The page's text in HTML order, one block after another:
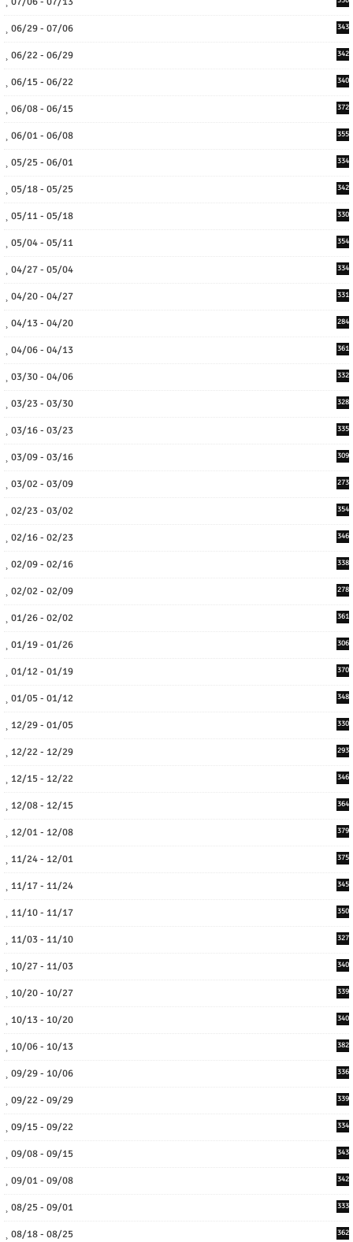
06/29 - 07/06 343
06/22 - 06/29 342
06/15 - 06/22 340
06/08 - 06/15 372
06/01 - 06/08 355
05/25 - 06/01 334
05/18 - 05/25 342
05/11 - 05/18 330
05/04 - 05/11 354
04/27 - 05/04 334
04/20 - 04/27 331
04/13 - 04/20 284
04/06 - 04/13 361
03/30 - 04/06 332
03/23 - 03/30 328
03/16 - 03/23 335
03/09 - 03/16 309
03/02 - 03/09 273
02/23 - 03/02 354
02/16 - 02/23 346
02/09 - 02/16 338
02/02 - 02/09 278
01/26 - 02/02 361
01/19 - 01/26 306
01/12 - 01/19 370
01/05 - 01/12 348
12/29 - 01/05 330
12/22 - 12/29 293
12/15 - 12/22 346
12/08 - 12/15 364
12/01 - 12/08 379
11/24 - 12/01 375
11/17 - 11/24 345
11/10 - 11/17 350
11/03 - 11/10 327
10/27 - 11/03 340
10/20 - 10/27 339
10/13 - 10/20 340
10/06 - 10/13 382
09/29 - 10/06 336
09/22 - 09/29 339
09/15 - 09/22 334
09/08 - 09/15 343
09/01 - 09/08 342
08/25 - 09/01 333
08/18 - 08/25 362